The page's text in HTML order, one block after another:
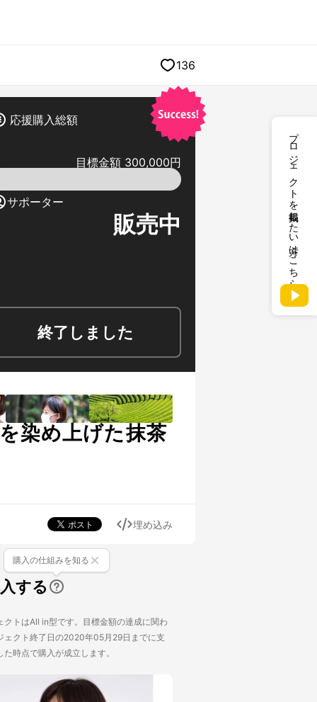
プロジェクトを掲載したい方はこちら
136
応援購入総額
目標金額 300,000円
サポーター
販売中
終了しました
染め上げた抹茶
埋め込み
する
購入の仕組みを知る
クトはAll in型です。目標金額の達成に関わ
ェクト終了日の2020年05月29日までに支
時点で購入が成立します。